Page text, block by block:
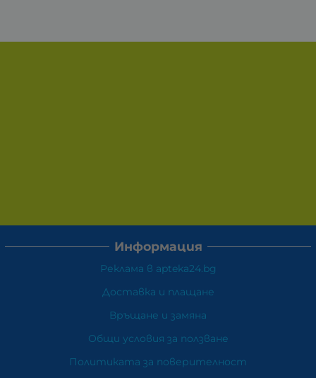
Информация
Реклама в apteka24.bg
Доставка и плащане
Връщане и замяна
Общи условия за ползване
Политиката за поверителност